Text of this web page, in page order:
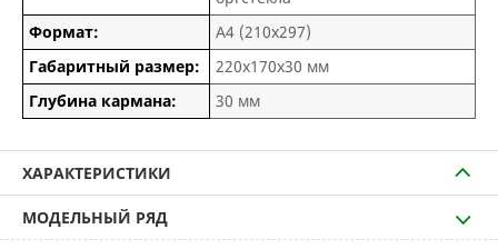
Формат:
А4 (210х297)
Габаритный размер:
220х170х30 мм
Глубина кармана:
30 мм
ХАРАКТЕРИСТИКИ
МОДЕЛЬНЫЙ РЯД